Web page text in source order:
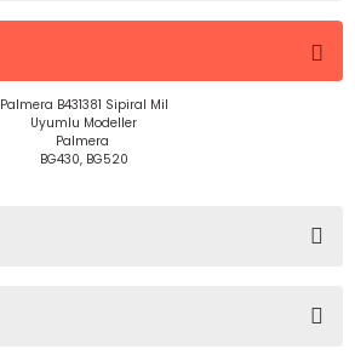
Palmera B431381 Sipiral Mil
Uyumlu Modeller
Palmera
BG430, BG520